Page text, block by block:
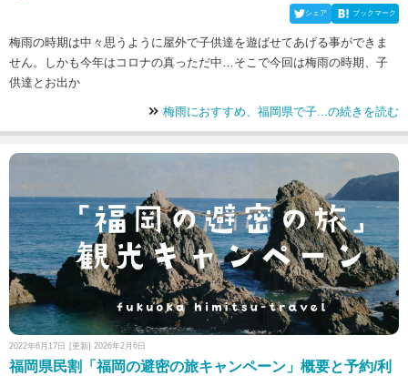
シェア ブックマーク
梅雨の時期は中々思うように屋外で子供達を遊ばせてあげる事ができま
せん。しかも今年はコロナの真っただ中…そこで今回は梅雨の時期、子
供達とお出か
梅雨におすすめ、福岡県で子...の続きを読む
2022年6月17日 [更新] 2026年2月6日
福岡県民割「福岡の避密の旅キャンペーン」概要と予約/利